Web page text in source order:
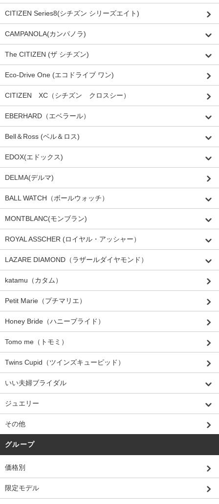
CITIZEN Series8(シチズン シリーズエイト)
CAMPANOLA(カンパノラ)
The CITIZEN (ザ シチズン)
Eco-Drive One (エコドライブ ワン)
CITIZEN XC（シチズン クロスシー）
EBERHARD（エベラール）
Bell＆Ross (ベル＆ロス)
EDOX(エドックス)
DELMA(デルマ)
BALL WATCH（ボールウォッチ）
MONTBLANC(モンブラン)
ROYAL ASSCHER (ロイヤル・アッシャー）
LAZARE DIAMOND（ラザールダイヤモンド）
katamu（カタム）
Petit Marie（プチマリエ）
Honey Bride（ハニーブライド）
Tomo me（トモミ）
Twins Cupid（ツインズキューピッド）
いい夫婦ブライダル
ジュエリー
その他
グループ
価格別
限定モデル